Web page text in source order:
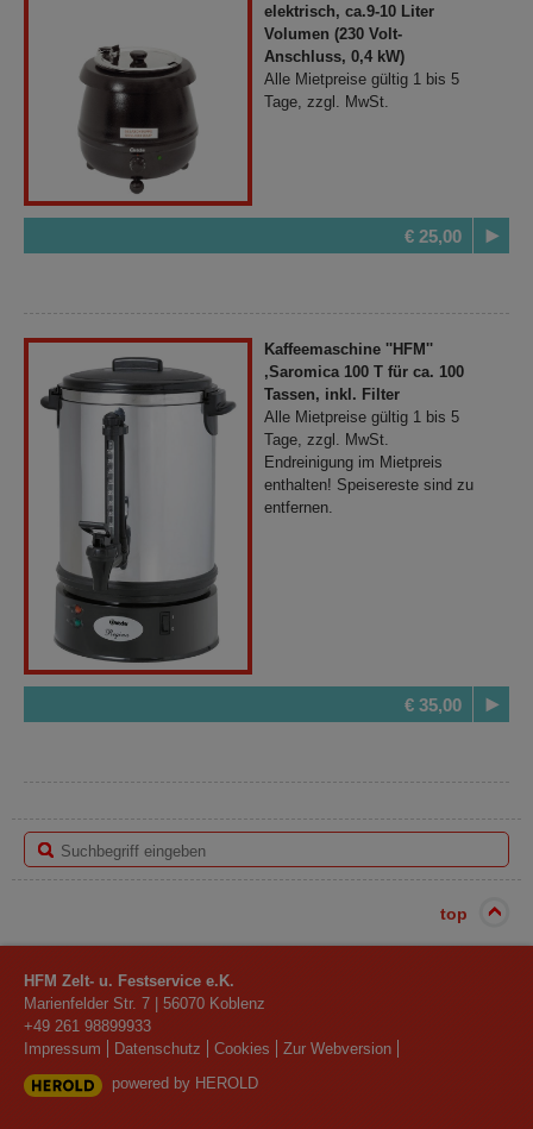
elektrisch, ca.9-10 Liter
Volumen (230 Volt-
Anschluss, 0,4 kW)
Alle Mietpreise gültig 1 bis 5
Tage, zzgl. MwSt.
€ 25,00
Kaffeemaschine ''HFM''
,Saromica 100 T für ca. 100
Tassen, inkl. Filter
Alle Mietpreise gültig 1 bis 5
Tage, zzgl. MwSt.
Endreinigung im Mietpreis
enthalten! Speisereste sind zu
entfernen.
€ 35,00
top
HFM Zelt- u. Festservice e.K.
Marienfelder Str. 7
56070 Koblenz
+49 261 98899933
Impressum
Datenschutz Cookies
Zur Webversion
powered by HEROLD